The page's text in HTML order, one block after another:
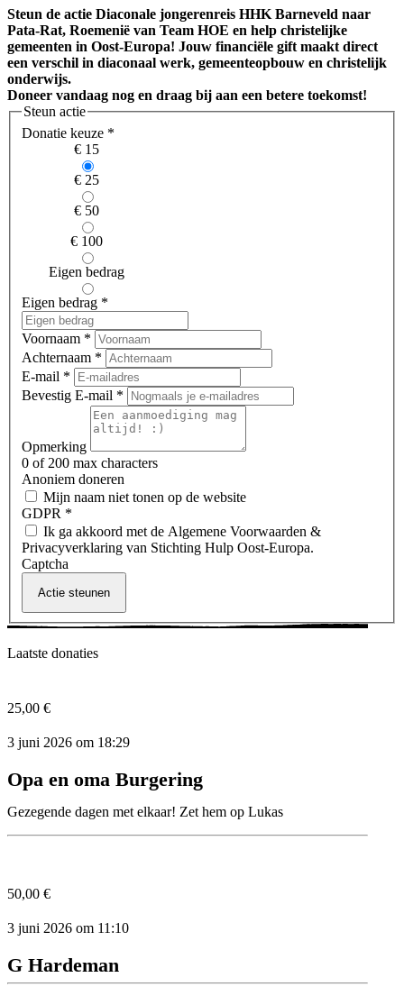
Steun de actie Diaconale jongerenreis HHK Barneveld naar
Pata-Rat, Roemenië van Team HOE en help christelijke
gemeenten in Oost-Europa! Jouw financiële gift maakt direct
een verschil in diaconaal werk, gemeenteopbouw en christelijk
onderwijs.
Doneer vandaag nog en draag bij aan een betere toekomst!
Steun actie
Donatie keuze *
€ 15
€ 25
€ 50
€ 100
Eigen bedrag
Eigen bedrag *
Voornaam *
Achternaam *
E-mail *
Bevestig E-mail *
Opmerking
0 of 200 max characters
Anoniem doneren
Mijn naam niet tonen op de website
GDPR *
Ik ga akkoord met de Algemene Voorwaarden &
Privacyverklaring van Stichting Hulp Oost-Europa.
Captcha
Actie steunen
Laatste donaties
25,00 €
3 juni 2026 om 18:29
Opa en oma Burgering
Gezegende dagen met elkaar! Zet hem op Lukas
50,00 €
3 juni 2026 om 11:10
G Hardeman